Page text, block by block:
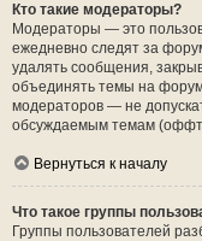
Кто такие модераторы?
Модераторы — это
ежедневно следят за
удалять сообщения,
объединять темы на
модераторов — не
обсуждаемым темам
Вернуться к началу
Что такое группы
Группы пользователей